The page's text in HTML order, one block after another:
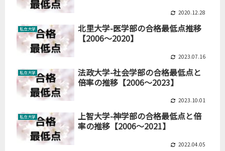
2020.12.28
私立大学
北里大学-医学部の合格最低点推移
【2006～2020】
2023.07.16
私立大学
法政大学-社会学部の合格最低点と
倍率の推移【2006～2023】
2023.10.01
私立大学
上智大学-神学部の合格最低点と倍
率の推移【2006～2021】
2022.04.05